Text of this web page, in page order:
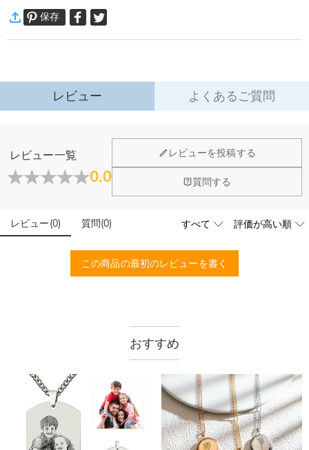
あなただけの一品をおつくりします。
ネックレス詳細
素材:シルバー合金
万一、ご注文商品にご満足いただけない場合は、商品が到着後60日
保存
レビュー よくあるご質問
レビュー一覧
0.0
レビューを投稿する
質問する
レビュー(0) 質問(0)
この商品の最初のレビューを書く
ジュエリーについて
店頭や実店舗とかありますか？
店舗に費やす家賃や保険、人的労力等のコストを節約して、商
営しております。
輝きと高い硬度を誇る最高級品質グレード5Aのキューピッド
ジルコニアを使用しており、その中でも専門の職人によるカッ
トを施し、最上級位のスーパーキュービックジルコニアとなり
こちらの商品を身に付けると、肌が緑色に変色しま
いいえ、肌を緑色に変色させたのは真鍮や銅が含まれた製品で
送料は配送方法によって異なります。通常配送は送料が1,620
円で、11,700円以上で無料になります。速達配送は送料が
4,680円になります。ご注文金額が25,200以上なら速達配送も
無料となります。（一部離島や遠方へご発送の場合、中継料が
別途加算されます。）
注文した商品はいつ届きますか？
認してから制作となります。大量生産品ではなく、一つ一つ手
でお作りしており、予定作業時間は商品ページに記載しており
ます。そしてご購入の際にお選び頂いた「配送方法」の選択に
よって、お届け日数が異なります。詳細は配送についてまでご
確認ください。.
商品に納品書などの明細書は同梱されますか？
ご注文の納品書・領収書といった明細書は商品に同梱しており
ません。領収書発行をご希望の場合は、ご注文明細をメールに
てご確認ください。
商品を海外へ直接発送することは可能でしょうか。
はい、対応可能です。海外配送をご希望の場合は、カスタマー
サポートまで詳しい海外配送先情報をお送りください。配送先
返品・交換はできますか？
おすすめ